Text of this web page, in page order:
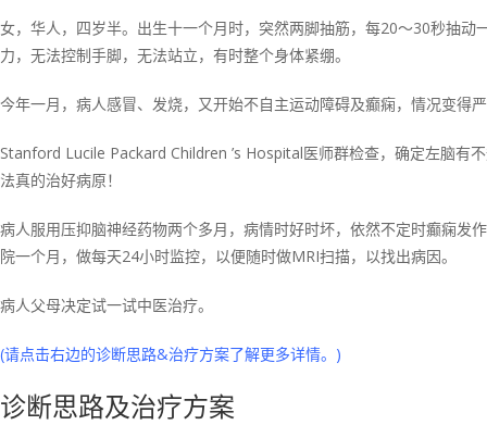
女，华人，四岁半。出生十一个月时，突然两脚抽筋，每20～30秒抽
力，无法控制手脚，无法站立，有时整个身体紧绷。
今年一月，病人感冒、发烧，又开始不自主运动障碍及癫痫，情况变
Stanford Lucile Packard Children ’s Hospital医师群检查，确定左脑有
法真的治好病原！
病人服用压抑脑神经药物两个多月，病情时好时坏，依然不定时癫痫发
院一个月，做每天24小时监控，以便随时做MRI扫描，以找出病因。
病人父母决定试一试中医治疗。
(请点击右边的诊断思路&治疗方案了解更多详情。)
诊断思路及治疗方案